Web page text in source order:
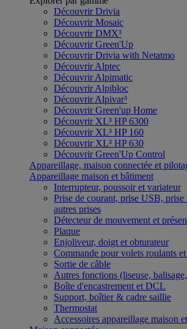
Découvrir Drivia
Découvrir Mosaic
Découvrir DMX³
Découvrir Green'Up
Découvrir Drivia with Netatmo
Découvrir Alptec
Découvrir Alpimatic
Découvrir Alpibloc
Découvrir Alpivar³
Découvrir Green'up Home
Découvrir XL³ HP 6300
Découvrir XL³ HP 160
Découvrir XL³ HP 630
Découvrir Green'Up Control
Appareillage, maison connectée et
Appareillage maison et bâtiment
Interrupteur, poussoir et variateur
Prise de courant, prise USB,
autres prises
Détecteur de mouvement et
Plaque
Enjoliveur, doigt et obturateur
Commande pour volets roulants et
Sortie de câble
Autres fonctions (liseuse,
Boîte d'encastrement et DCL
Support, boîtier & cadre saillie
Thermostat
Accessoires appareillage maison